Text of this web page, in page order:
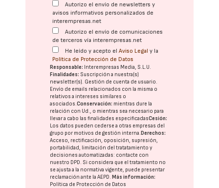
Autorizo el envío de newsletters y
avisos informativos personalizados de
interempresas.net
Autorizo el envío de comunicaciones
de terceros vía interempresas.net
He leído y acepto elAviso Legal y la
Política de Protección de Datos
Responsable: Interempresas Media, S.L.U.
Finalidades: Suscripción a nuestra(s)
newsletter(s). Gestión de cuenta de usuario.
Envío de emails relacionados con la misma o
relativos a intereses similares o
asociados.Conservación: mientras dure la
relación con Ud., o mientras sea necesario para
llevar a cabo las finalidades especificadasCesión:
Los datos pueden cederse a otras empresas del
grupo por motivos de gestión interna.Derechos:
Acceso, rectificación, oposición, supresión,
portabilidad, limitación del tratatamiento y
decisiones automatizadas: contacte con
nuestro DPD. Si considera que el tratamiento no
se ajusta a la normativa vigente, puede presentar
reclamación ante laAEPD.Más información:
Política de Protección de Datos